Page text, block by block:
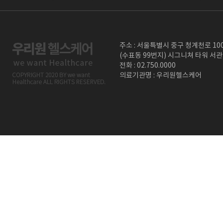
주소 : 서울특별시 중구 청계천로
(수표동 99번지) 시그니쳐 타워 서
전화 : 02.750.0000
의료기관명 : 우리원헬스케어